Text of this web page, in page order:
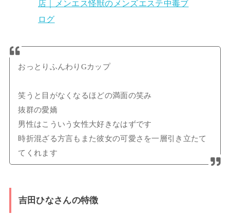
おっとりふんわりGカップ
笑うと目がなくなるほどの満面の笑み
抜群の愛嬌
男性はこういう女性大好きなはずです
時折混ざる方言もまた彼女の可愛さを一層引き立たて
てくれます
吉田ひなさんの特徴